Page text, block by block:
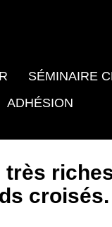
SÉMINAIRE
ADHÉSION
très
croisés.